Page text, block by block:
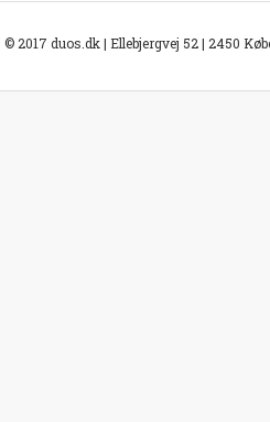
© 2017 duos.dk | Ellebjergvej 52 | 2450